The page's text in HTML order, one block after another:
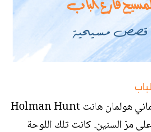
رسم الفنان الألماني هولمان هانت Holman Hunt
مرّ السنين. كانت تلك اللوحة